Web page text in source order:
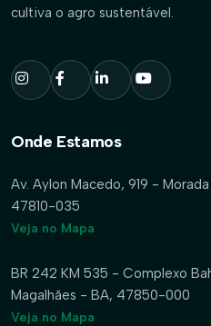
cultiva o agro sustentável.
Onde Estamos
Av. Aylon Macedo, 919 -
47810-035
Veja no Mapa
BR 242 KM 535 - Complexo
Magalhães - BA, 47850-000
Veja no Mapa